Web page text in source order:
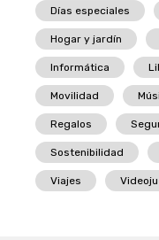
Días especiales
Hogar y jardín
Informática
Movilidad
Regalos
Sostenibilidad
Viajes